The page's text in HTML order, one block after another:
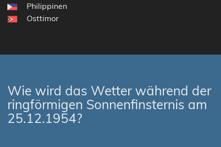
Philippinen
Osttimor
Wie wird das Wetter während der
ringförmigen Sonnenfinsternis am
25.12.1954?